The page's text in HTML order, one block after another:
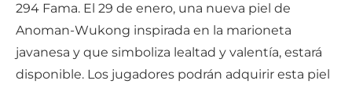
294 Fama. El 29 de enero, una nueva piel de
Anoman-Wukong inspirada en la marioneta
javanesa y que simboliza lealtad y valentía, estará
disponible. Los jugadores podrán adquirir esta piel